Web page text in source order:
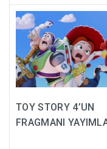
TOY STORY 4’UN
FRAGMANI